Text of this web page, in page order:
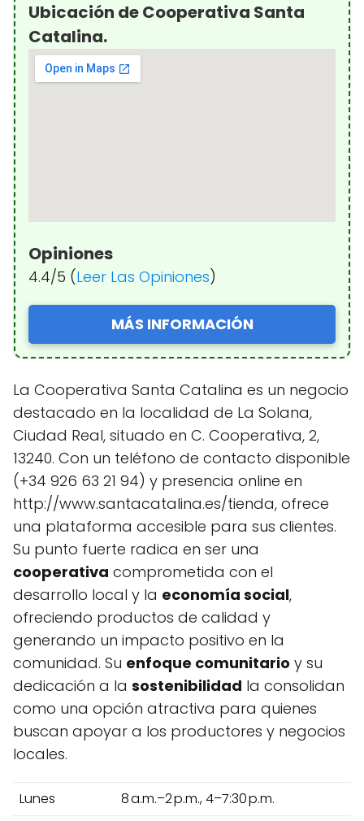
Ubicación de Cooperativa Santa
Catalina.
Opiniones
4.4/5 (Leer Las Opiniones)
MÁS INFORMACIÓN
La Cooperativa Santa Catalina es un negocio
destacado en la localidad de La Solana,
Ciudad Real, situado en C. Cooperativa, 2,
13240. Con un teléfono de contacto disponible
(+34 926 63 21 94) y presencia online en
http://www.santacatalina.es/tienda, ofrece
una plataforma accesible para sus clientes.
Su punto fuerte radica en ser una
cooperativa comprometida con el
desarrollo local y la economía social,
ofreciendo productos de calidad y
generando un impacto positivo en la
comunidad. Su enfoque comunitario y su
dedicación a la sostenibilidad la consolidan
como una opción atractiva para quienes
buscan apoyar a los productores y negocios
locales.
Lunes
8 a.m.–2 p.m., 4–7:30 p.m.